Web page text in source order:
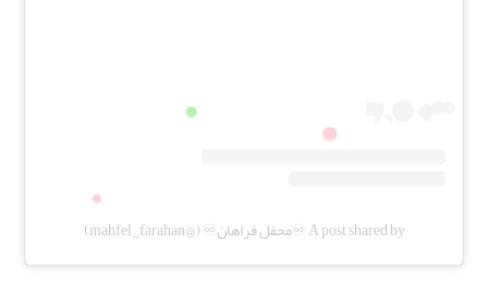
A post shared by ♾️محفل فراهان♾️ (@mahfel_farahan)